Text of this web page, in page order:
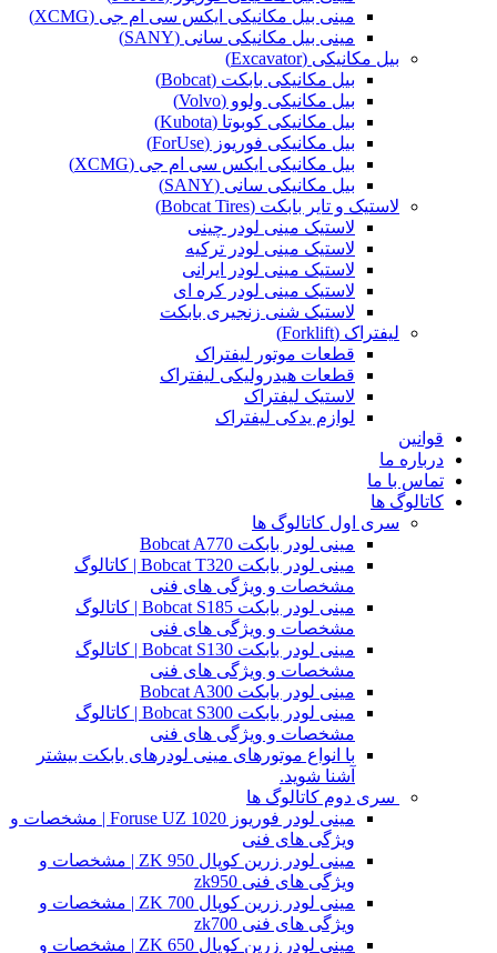
مینی بیل مکانیکی ایکس سی ام جی (XCMG)
مینی بیل مکانیکی سانی (SANY)
بیل مکانیکی (Excavator)
بیل مکانیکی بابکت (Bobcat)
بیل مکانیکی ولوو (Volvo)
بیل مکانیکی کوبوتا (Kubota)
بیل مکانیکی فوریوز (ForUse)
بیل مکانیکی ایکس سی ام جی (XCMG)
بیل مکانیکی سانی (SANY)
لاستیک و تایر بابکت (Bobcat Tires)
لاستیک مینی لودر چینی
لاستیک مینی لودر ترکیه
لاستیک مینی لودر ایرانی
لاستیک مینی لودر کره ای
لاستیک شنی زنجیری بابکت
لیفتراک (Forklift)
قطعات موتور لیفتراک
قطعات هیدرولیکی لیفتراک
لاستیک لیفتراک
لوازم یدکی لیفتراک
قوانین
درباره ما
تماس با ما
کاتالوگ ها
سری اول کاتالوگ ها
مینی لودر بابکت Bobcat A770
مینی لودر بابکت Bobcat T320 | کاتالوگ
مشخصات و ویژگی های فنی
مینی لودر بابکت Bobcat S185 | کاتالوگ
مشخصات و ویژگی های فنی
مینی لودر بابکت Bobcat S130 | کاتالوگ
مشخصات و ویژگی های فنی
مینی لودر بابکت Bobcat A300
مینی لودر بابکت Bobcat S300 | کاتالوگ
مشخصات و ویژگی های فنی
با انواع موتورهای مینی لودرهای بابکت بیشتر
آشنا شوید.
سری دوم کاتالوگ ها
مینی لودر فوریوز Foruse UZ 1020 | مشخصات و
ویژگی های فنی
مینی لودر زرین کوپال ZK 950 | مشخصات و
ویژگی های فنی zk950
مینی لودر زرین کوپال ZK 700 | مشخصات و
ویژگی های فنی zk700
مینی لودر زرین کوپال ZK 650 | مشخصات و